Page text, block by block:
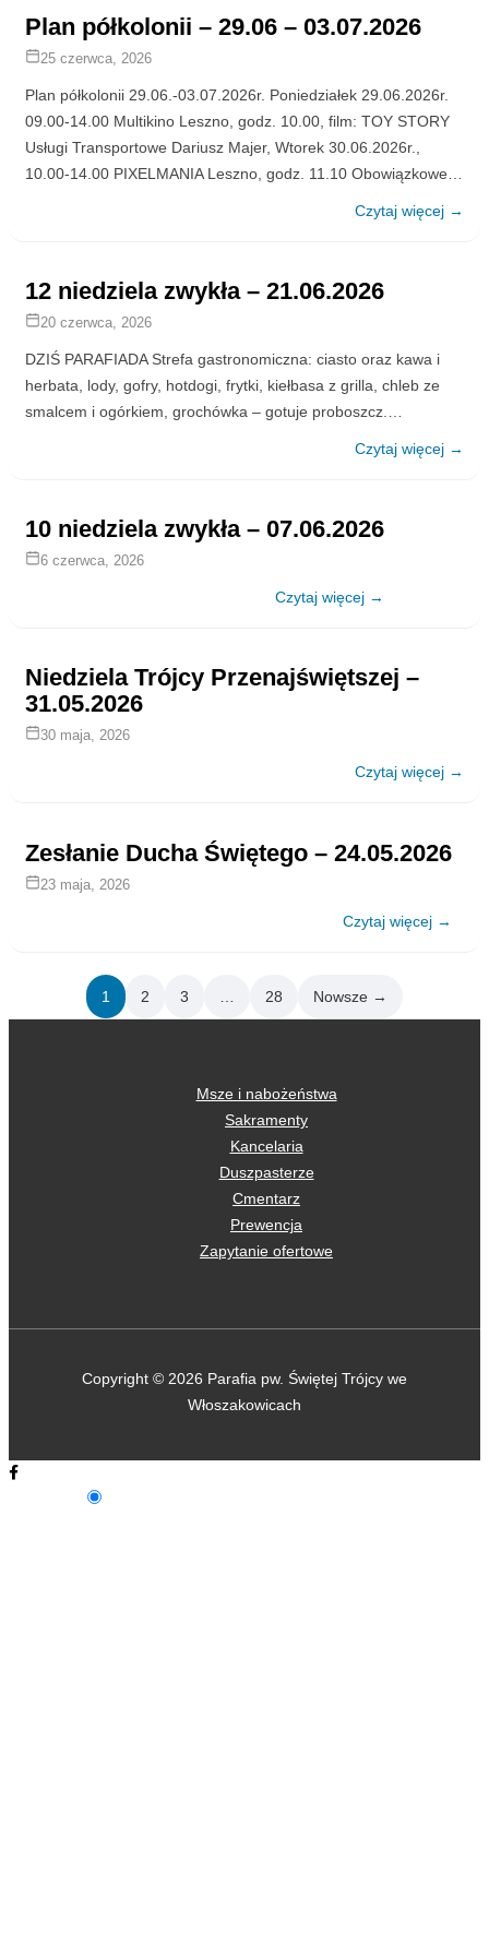
Plan półkolonii – 29.06 – 03.07.2026
25 czerwca, 2026
Plan półkolonii 29.06.-03.07.2026r. Poniedziałek 29.06.2026r.
09.00-14.00 Multikino Leszno, godz. 10.00, film: TOY STORY
Usługi Transportowe Dariusz Majer, Wtorek 30.06.2026r.,
10.00-14.00 PIXELMANIA Leszno, godz. 11.10 Obowiązkowe…
Czytaj więcej →
12 niedziela zwykła – 21.06.2026
20 czerwca, 2026
DZIŚ PARAFIADA Strefa gastronomiczna: ciasto oraz kawa i
herbata, lody, gofry, hotdogi, frytki, kiełbasa z grilla, chleb ze
smalcem i ogórkiem, grochówka – gotuje proboszcz.…
Czytaj więcej →
10 niedziela zwykła – 07.06.2026
6 czerwca, 2026
Czytaj więcej →
Niedziela Trójcy Przenajświętszej –
31.05.2026
30 maja, 2026
Czytaj więcej →
Zesłanie Ducha Świętego – 24.05.2026
23 maja, 2026
Czytaj więcej →
1 2 3 28 Nowsze →
Msze i nabożeństwa
Sakramenty
Kancelaria
Duszpasterze
Cmentarz
Prewencja
Zapytanie ofertowe
Copyright © 2026 Parafia pw. Świętej Trójcy we
Włoszakowicach